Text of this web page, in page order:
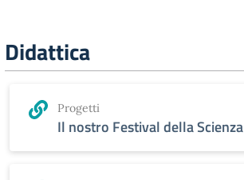
Didattica
Progetti
Il nostro Festival della Scienza